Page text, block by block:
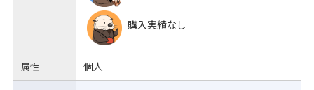
購入実績なし
属性 個人